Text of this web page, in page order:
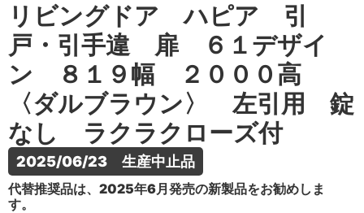
リビングドア ハピア 引
戸・引手違 扉 ６１デザイ
ン ８１９幅 ２０００高
〈ダルブラウン〉 左引用 錠
なし ラクラクローズ付
2025/06/23　生産中止品
代替推奨品は、2025年6月発売の新製品をお勧めしま
す。